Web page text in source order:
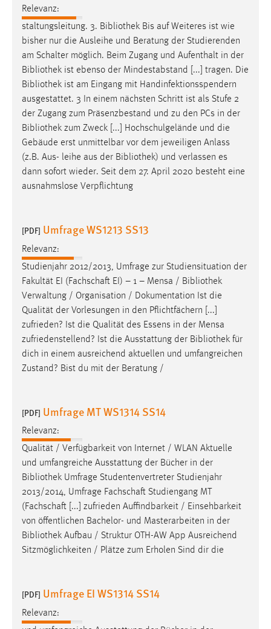
Relevanz:
staltungsleitung. 3. Bibliothek Bis auf Weiteres ist wie
bisher nur die Ausleihe und Beratung der Studierenden
am Schalter möglich. Beim Zugang und Aufenthalt in der
Bibliothek ist ebenso der Mindestabstand [...] tragen. Die
Bibliothek ist am Eingang mit Handinfektionsspendern
ausgestattet. 3 In einem nächsten Schritt ist als Stufe 2
der Zugang zum Präsenzbestand und zu den PCs in der
Bibliothek zum Zweck [...] Hochschulgelände und die
Gebäude erst unmittelbar vor dem jeweiligen Anlass
(z.B. Aus- leihe aus der Bibliothek) und verlassen es
dann sofort wieder. Seit dem 27. April 2020 besteht eine
ausnahmslose Verpflichtung
[PDF] Umfrage WS1213 SS13
Relevanz:
Studienjahr 2012/2013, Umfrage zur Studiensituation der
Fakultät EI (Fachschaft EI) – 1 – Mensa / Bibliothek
Verwaltung / Organisation / Dokumentation Ist die
Qualität der Vorlesungen in den Pflichtfächern [...]
zufrieden? Ist die Qualität des Essens in der Mensa
zufriedenstellend? Ist die Ausstattung der Bibliothek für
dich in einem ausreichend aktuellen und umfangreichen
Zustand? Bist du mit der Beratung /
[PDF] Umfrage MT WS1314 SS14
Relevanz:
Qualität / Verfügbarkeit von Internet / WLAN Aktuelle
und umfangreiche Ausstattung der Bücher in der
Bibliothek Umfrage Studentenvertreter Studienjahr
2013/2014, Umfrage Fachschaft Studiengang MT
(Fachschaft [...] zufrieden Auffindbarkeit / Einsehbarkeit
von öffentlichen Bachelor- und Masterarbeiten in der
Bibliothek Aufbau / Struktur OTH-AW App Ausreichend
Sitzmöglichkeiten / Plätze zum Erholen Sind dir die
[PDF] Umfrage EI WS1314 SS14
Relevanz: